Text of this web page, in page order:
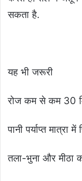
सकता है.
यह भी जरूरी
रोज कम से कम 30
पानी पर्याप्त मात्रा
तला-भुना और मीठा